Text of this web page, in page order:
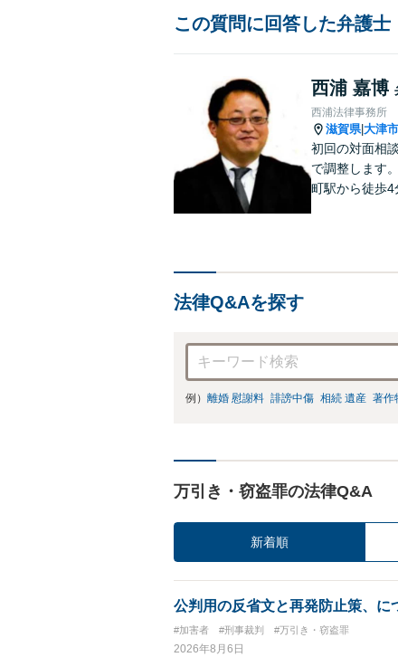
この質問に回答した弁護士
西浦 嘉博
西浦法律事務所
滋賀県|大津市
初回の対面相
で調整します
町駅から徒歩4
法律Q&Aを探す
例） 離婚 慰謝料 誹謗中傷 相続 遺産 著作
万引き・窃盗罪の法律Q&A
新着順
公判用の反省文と再発防止策、に
#加害者 #刑事裁判 #万引き・窃盗罪
2026年8月6日